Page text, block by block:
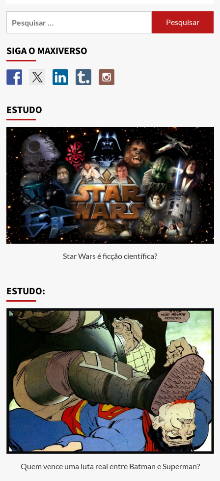
SIGA O MAXIVERSO
ESTUDO
Star Wars é ficção científica?
ESTUDO:
Quem vence uma luta real entre Batman e Superman?